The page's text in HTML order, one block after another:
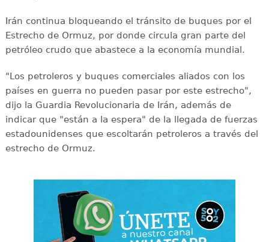
Irán continua bloqueando el tránsito de buques por el
Estrecho de Ormuz, por donde circula gran parte del
petróleo crudo que abastece a la economía mundial.
"Los petroleros y buques comerciales aliados con los
países en guerra no pueden pasar por este estrecho",
dijo la Guardia Revolucionaria de Irán, además de
indicar que "están a la espera" de la llegada de fuerzas
estadounidenses que escoltarán petroleros a través del
estrecho de Ormuz.